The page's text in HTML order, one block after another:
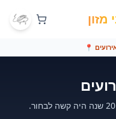
📍